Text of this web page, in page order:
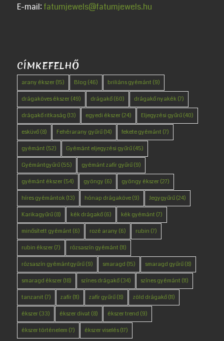
E-mail: fatumjewels@fatumjewels.hu
CÍMKEFELHŐ
arany ékszer(15) Blog (46) briliáns gyémánt (9)
drágaköves ékszer(49) drágakő(60) drágakő nyakék(7)
drágakő ritkaság (13) egyedi ékszer(24) Eljegyzési gyűrű(40)
esküvő(8) Fehérarany gyűrű(14) fekete gyémánt (7)
gyémánt (52) Gyémánt eljegyzési gyűrű(45)
Gyémántgyűrű(55) gyémánt zafír gyűrű(9)
gyémánt ékszer(54) gyöngy (6) gyöngy ékszer(27)
híres gyémántok(13) hónap drágaköve(9) Jegygyűrű(24)
Karikagyűrű(8) kék drágakő(6) kék gyémánt (7)
minősített gyémánt (6) rozé arany (6) rubin (7)
rubin ékszer(7) rózsaszín gyémánt (11)
rózsaszín gyémántgyűrű(9) smaragd (15) smaragd gyűrű(8)
smaragd ékszer(18) színes drágakő(34) színes gyémánt (11)
tanzanit (7) zafír(11) zafír gyűrű(8) zöld drágakő(11)
ékszer(33) ékszer divat (8) ékszer trend (9)
ékszer történelem (7) ékszer viselés(17)